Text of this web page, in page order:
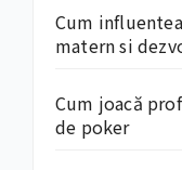
Cum
matern si
Cum joacă
de poker